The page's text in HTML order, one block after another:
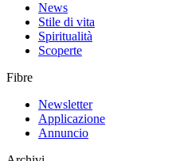
News
Stile di vita
Spiritualità
Scoperte
Fibre
Newsletter
Applicazione
Annuncio